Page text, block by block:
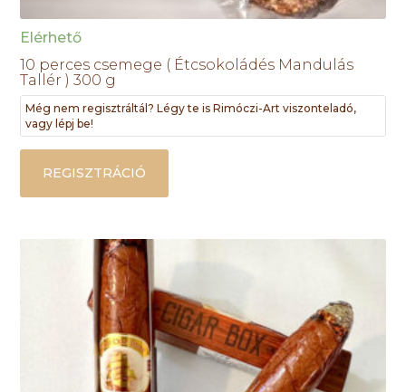
Elérhető
10 perces csemege ( Étcsokoládés Mandulás
Tallér ) 300 g
Még nem regisztráltál? Légy te is Rimóczi-Art viszonteladó,
vagy lépj be!
REGISZTRÁCIÓ